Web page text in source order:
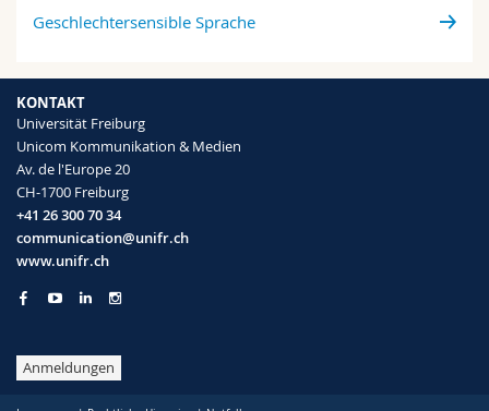
Geschlechtersensible Sprache
KONTAKT
Universität Freiburg
Unicom Kommunikation & Medien
Av. de l'Europe 20
CH-1700 Freiburg
+41 26 300 70 34
communication@unifr.ch
www.unifr.ch
Anmeldungen